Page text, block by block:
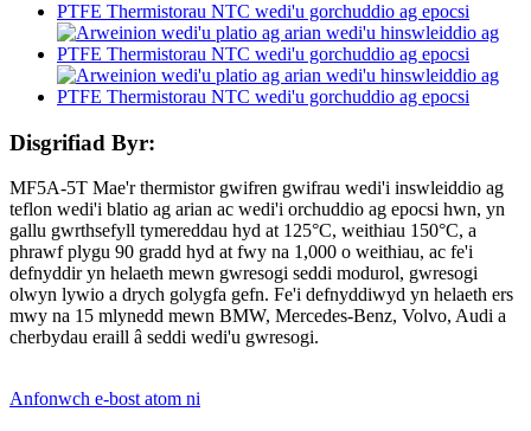
Disgrifiad Byr:
MF5A-5T Mae'r thermistor gwifren gwifrau wedi'i inswleiddio ag
teflon wedi'i blatio ag arian ac wedi'i orchuddio ag epocsi hwn, yn
gallu gwrthsefyll tymereddau hyd at 125°C, weithiau 150°C, a
phrawf plygu 90 gradd hyd at fwy na 1,000 o weithiau, ac fe'i
defnyddir yn helaeth mewn gwresogi seddi modurol, gwresogi
olwyn lywio a drych golygfa gefn. Fe'i defnyddiwyd yn helaeth ers
mwy na 15 mlynedd mewn BMW, Mercedes-Benz, Volvo, Audi a
cherbydau eraill â seddi wedi'u gwresogi.
Anfonwch e-bost atom ni